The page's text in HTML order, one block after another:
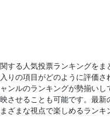
する人気投票ランキングをま
りの項目がどのように評価さ
ンルのランキングが勢揃いし
させることも可能です。最新
ざまな視点で楽しめるランキ